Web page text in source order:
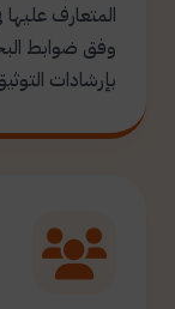
المتعارف
وفق ضوابط
بإرشادات